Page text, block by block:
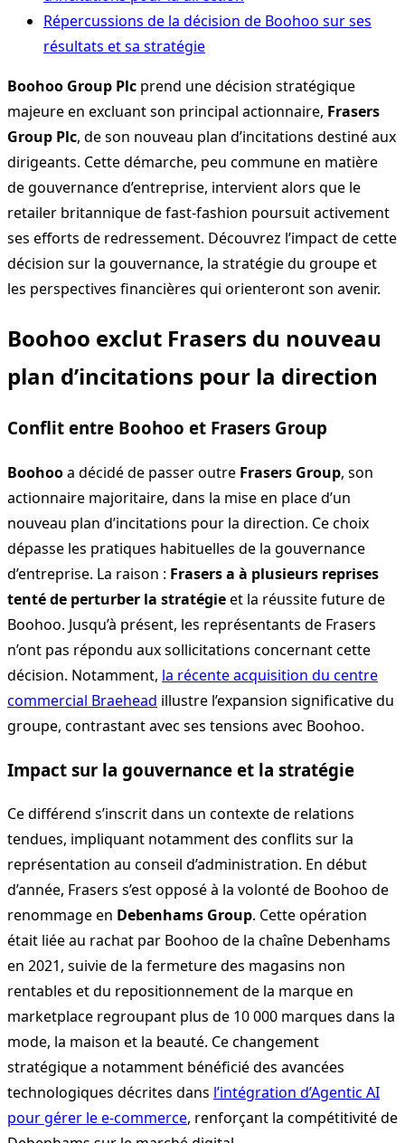
Répercussions de la décision de Boohoo sur ses
résultats et sa stratégie
Boohoo Group Plc prend une décision stratégique
majeure en excluant son principal actionnaire, Frasers
Group Plc, de son nouveau plan d’incitations destiné aux
dirigeants. Cette démarche, peu commune en matière
de gouvernance d’entreprise, intervient alors que le
retailer britannique de fast-fashion poursuit activement
ses efforts de redressement. Découvrez l’impact de cette
décision sur la gouvernance, la stratégie du groupe et
les perspectives financières qui orienteront son avenir.
Boohoo exclut Frasers du nouveau
plan d’incitations pour la direction
Conflit entre Boohoo et Frasers Group
Boohooa décidé de passer outre Frasers Group, son
actionnaire majoritaire, dans la mise en place d’un
nouveau plan d’incitations pour la direction. Ce choix
dépasse les pratiques habituelles de la gouvernance
d’entreprise. La raison : Frasers a à plusieurs reprises
tenté de perturber la stratégieet la réussite future de
Boohoo. Jusqu’à présent, les représentants de Frasers
n’ont pas répondu aux sollicitations concernant cette
décision. Notamment, la récente acquisition du centre
commercial Braehead illustre l’expansion significative du
groupe, contrastant avec ses tensions avec Boohoo.
Impact sur la gouvernance et la stratégie
Ce différend s’inscrit dans un contexte de relations
tendues, impliquant notamment des conflits sur la
représentation au conseil d’administration. En début
d’année, Frasers s’est opposé à la volonté de Boohoo de
renommage en Debenhams Group. Cette opération
était liée au rachat par Boohoo de la chaîne Debenhams
en 2021, suivie de la fermeture des magasins non
rentables et du repositionnement de la marque en
marketplace regroupant plus de 10 000 marques dans la
mode, la maison et la beauté. Ce changement
stratégique a notamment bénéficié des avancées
technologiques décrites dans l’intégration d’Agentic AI
pour gérer le e-commerce, renforçant la compétitivité de